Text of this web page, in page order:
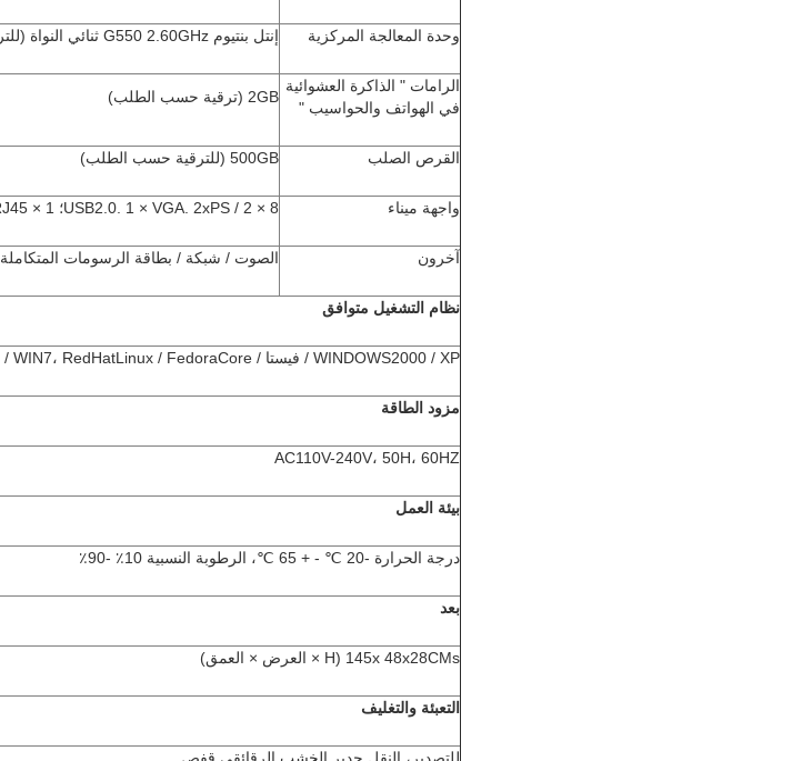
وحدة المعالجة المركزية إنتل بنتيوم G550 2.60GHz ثنائي النواة (للترقية حسب الطلب)
الرامات " الذاكرة العشوائية
في الهواتف والحواسيب "
2GB (ترقية حسب الطلب)
القرص الصلب 500GB (للترقية حسب الطلب)
واجهة ميناء 8 × USB2.0. 1 × VGA. 2xPS / 2؛ 1 × COMM، 1X RJ45، منفذ LAN
آخرون الصوت / شبكة / بطاقة الرسومات المتكاملة
نظام التشغيل متوافق
WINDOWS2000 / XP / فيستا / WIN7، RedHatLinux / FedoraCore / و Win8
مزود الطاقة
AC110V-240V، 50H، 60HZ
بيئة العمل
درجة الحرارة -20 ℃ - + 65 ℃، الرطوبة النسبية 10٪ -90٪
بعد
145x 48x28CMs (H × العرض × العمق)
التعبئة والتغليف